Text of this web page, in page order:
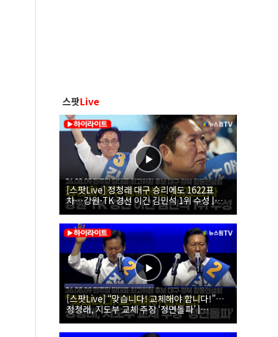
스팟Live
[스팟Live] 정청래 대구 승리에도 1622표
차…강원·TK 경선 이긴 김민석 1위 수성 |
26.08.09 더불어민주당 당대표·최고위원 후
보 대구·경북 합동연설회
[스팟Live] “맞습니다! 교체해야 합니다!”…
정청래, 지도부 교체 주장 ‘정면돌파’ |
26.08.09 더불어민주당 당대표·최고위원 후
보 대구·경북 합동연설회